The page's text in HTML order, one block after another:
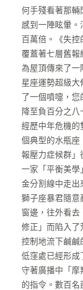
何手殘看著那輛
感到一陣眩暈
百萬倍。《失
覆蓋著七層舊報
為屋頂傳來了一
星座運勢超級
了一個噴嚏，
降至負百分之
經歷中年危機的
個典型的水瓶座
報壓力症候群」
一家「平衡美學
金分割線中走出
獅子座暴君隨意
窗邊，往外看
修正」而陷入了
控制地流下鹹鹹
低窪處已經形成
守著廣播中「摩
的指令。數百名